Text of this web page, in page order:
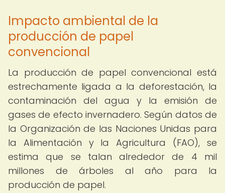
Impacto ambiental de la
producción de papel
convencional
La producción de papel convencional está
estrechamente ligada a la deforestación, la
contaminación del agua y la emisión de
gases de efecto invernadero. Según datos de
la Organización de las Naciones Unidas para
la Alimentación y la Agricultura (FAO), se
estima que se talan alrededor de 4 mil
millones de árboles al año para la
producción de papel.